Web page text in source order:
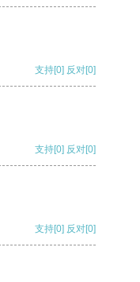
支持[0] 反对[0]
支持[0] 反对[0]
支持[0] 反对[0]